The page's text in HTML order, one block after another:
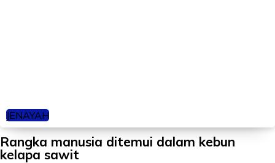
JENAYAH
Rangka manusia ditemui dalam kebun
kelapa sawit